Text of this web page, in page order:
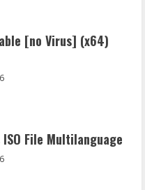
[no Virus] (x64)
File Multilanguage